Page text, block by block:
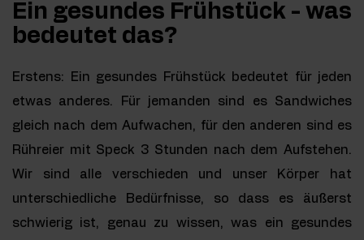
Ein gesundes Frühstück - was
bedeutet das?
Erstens: Ein gesundes Frühstück bedeutet für jeden
etwas anderes. Für jemanden sind es Sandwiches
gleich nach dem Aufwachen, für den anderen sind es
Rühreier mit Speck 3 Stunden nach dem Aufstehen.
Wir sind alle verschieden und unser Körper hat
unterschiedliche Bedürfnisse, so dass es äußerst
schwierig ist, genau zu wissen, was ein gesundes